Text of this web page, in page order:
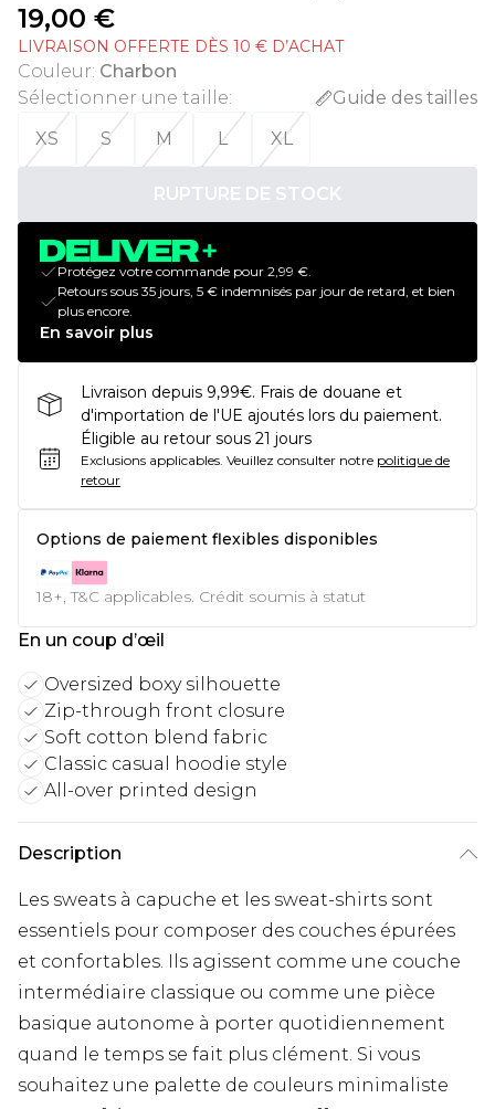
19,00 €
LIVRAISON OFFERTE DÈS 10 € D’ACHAT
Couleur: Charbon
Sélectionner une taille:
Guide des tailles
XS
S M L XL
RUPTURE DE STOCK
Protégez votre commande pour 2,99 €.
Retours sous 35 jours, 5 € indemnisés par jour de retard, et bien
plus encore.
En savoir plus
Livraison depuis 9,99€. Frais de douane et
d'importation de l'UE ajoutés lors du paiement.
Éligible au retour sous 21 jours
Exclusions applicables. Veuillez consulter notre politique de
retour
Options de paiement flexibles disponibles
18+, T&C applicables. Crédit soumis à statut
En un coup d’œil
Oversized boxy silhouette
Zip-through front closure
Soft cotton blend fabric
Classic casual hoodie style
All-over printed design
Description
Les sweats à capuche et les sweat-shirts sont
essentiels pour composer des couches épurées
et confortables. Ils agissent comme une couche
intermédiaire classique ou comme une pièce
basique autonome à porter quotidiennement
quand le temps se fait plus clément. Si vous
souhaitez une palette de couleurs minimaliste